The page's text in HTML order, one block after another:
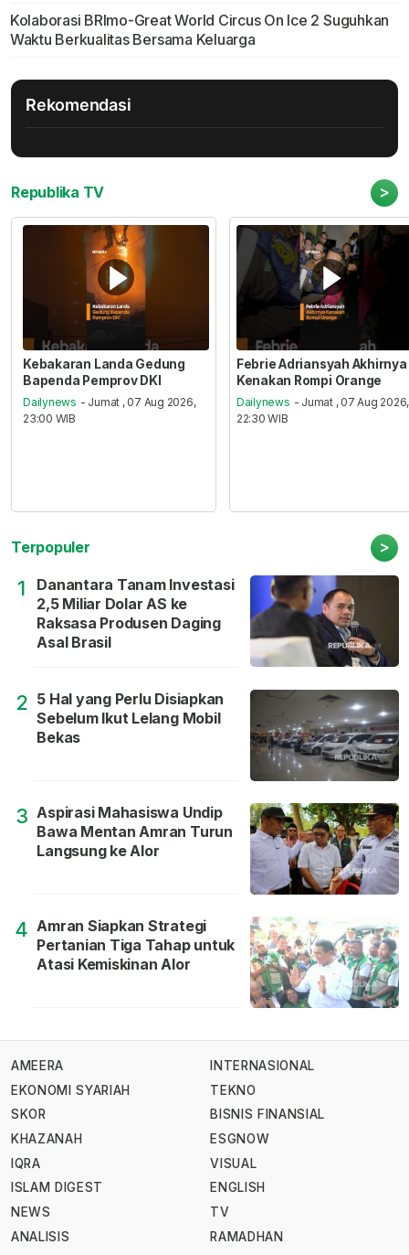
Kolaborasi BRImo-Great World Circus On Ice 2 Suguhkan
Waktu Berkualitas Bersama Keluarga
Rekomendasi
Republika TV >
Kebakaran Landa Gedung
Bapenda Pemprov DKI
Dailynews - Jumat , 07 Aug 2026,
23:00 WIB
Febrie Adriansyah Akhirnya
Kenakan Rompi Orange
Dailynews - Jumat , 07 Aug 2026,
22:30 WIB
Terpopuler >
1
Danantara Tanam Investasi
2,5 Miliar Dolar AS ke
Raksasa Produsen Daging
Asal Brasil
2 5 Hal yang Perlu Disiapkan
Sebelum Ikut Lelang Mobil
Bekas
3 Aspirasi Mahasiswa Undip
Bawa Mentan Amran Turun
Langsung ke Alor
4 Amran Siapkan Strategi
Pertanian Tiga Tahap untuk
Atasi Kemiskinan Alor
AMEERA
EKONOMI SYARIAH
SKOR
KHAZANAH
IQRA
ISLAM DIGEST
NEWS
ANALISIS
INTERNASIONAL
TEKNO
BISNIS FINANSIAL
ESGNOW
VISUAL
ENGLISH
TV
RAMADHAN